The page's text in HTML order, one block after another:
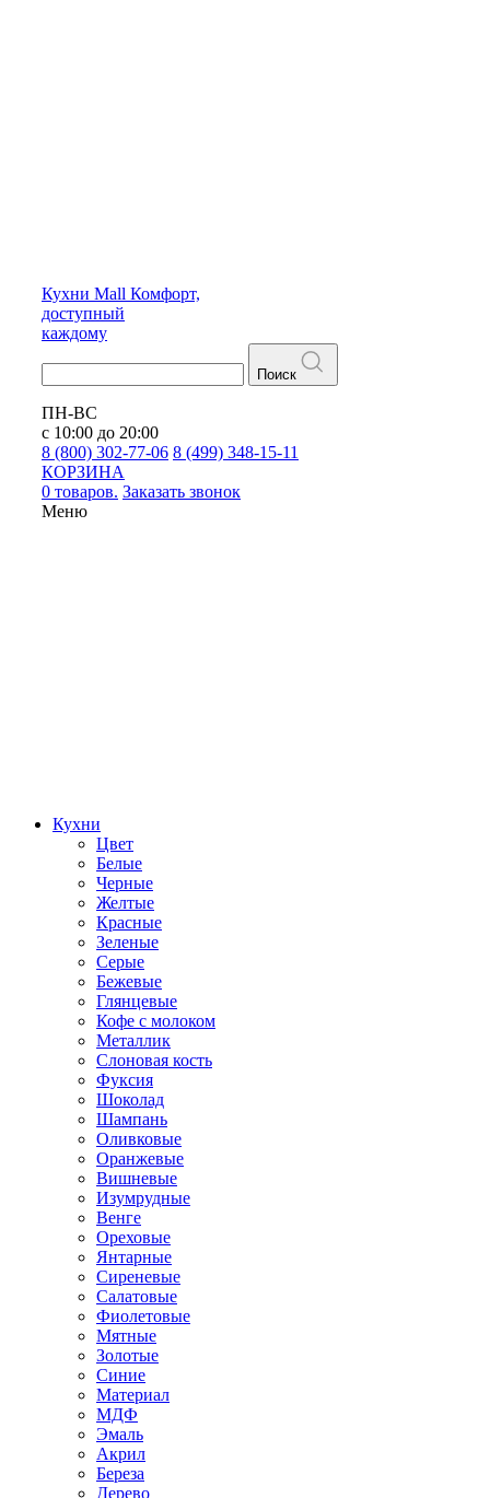
Кухни Mall Комфорт,
доступный
каждому
Поиск
ПН-ВС
с 10:00 до 20:00
8 (800) 302-77-06 8 (499) 348-15-11
КОРЗИНА
0 товаров. Заказать звонок
Меню
Кухни
Цвет
Белые
Черные
Желтые
Красные
Зеленые
Серые
Бежевые
Глянцевые
Кофе с молоком
Металлик
Слоновая кость
Фуксия
Шоколад
Шампань
Оливковые
Оранжевые
Вишневые
Изумрудные
Венге
Ореховые
Янтарные
Сиреневые
Салатовые
Фиолетовые
Мятные
Золотые
Синие
Материал
МДФ
Эмаль
Акрил
Береза
Дерево